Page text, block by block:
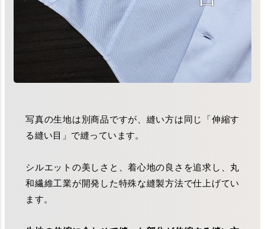
写真の生地は別商品ですが、縫い方は同じ「伸縮す
る縫い目」で縫っています。
シルエットの美しさと、着心地の良さを追求し、丸
和繊維工業が開発した特殊な縫製方法で仕上げてい
ます。